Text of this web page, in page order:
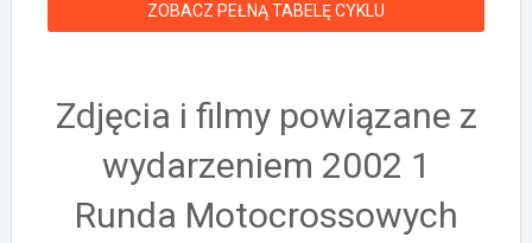
ZOBACZ PEŁNĄ TABELĘ CYKLU
Zdjęcia i filmy powiązane z
wydarzeniem 2002 1
Runda Motocrossowych